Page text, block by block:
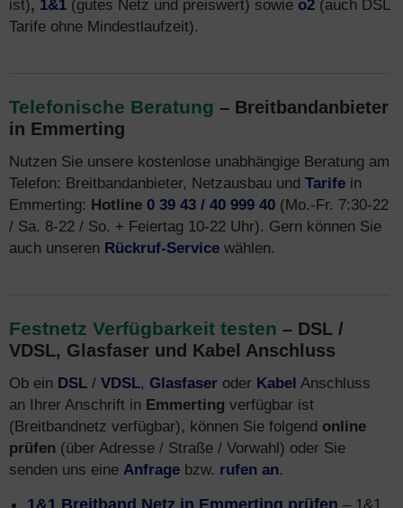
ist), 1&1 (gutes Netz und preiswert) sowie o2 (auch DSL
Tarife ohne Mindestlaufzeit).
Telefonische Beratung – Breitbandanbieter
in Emmerting
Nutzen Sie unsere kostenlose unabhängige Beratung am
Telefon: Breitbandanbieter, Netzausbau und Tarife in
Emmerting: Hotline 0 39 43 / 40 999 40 (Mo.-Fr. 7:30-22
/ Sa. 8-22 / So. + Feiertag 10-22 Uhr). Gern können Sie
auch unseren Rückruf-Service wählen.
Festnetz Verfügbarkeit testen – DSL /
VDSL, Glasfaser und Kabel Anschluss
Ob ein DSL / VDSL, Glasfaser oder Kabel Anschluss
an Ihrer Anschrift in Emmerting verfügbar ist
(Breitbandnetz verfügbar), können Sie folgend online
prüfen (über Adresse / Straße / Vorwahl) oder Sie
senden uns eine Anfrage bzw. rufen an.
1&1 Breitband Netz in Emmerting prüfen – 1&1